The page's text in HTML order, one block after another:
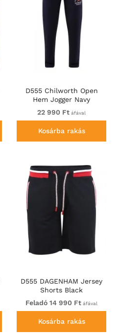
D555 Chilworth Open
Hem Jogger Navy
22 990 Ft áfával
Kosárba rakás
D555 DAGENHAM Jersey
Shorts Black
Feladó 14 990 Ft áfával
Kosárba rakás